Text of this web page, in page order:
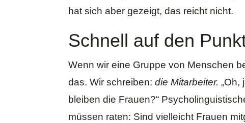
hat sich aber gezeigt, das reicht nicht.
Schnell auf den
Wenn wir eine Gruppe von Menschen
das. Wir schreiben:die Mitarbeiter.„Oh,
bleiben die Frauen?“
müssen raten: Sind vielleicht Frauen